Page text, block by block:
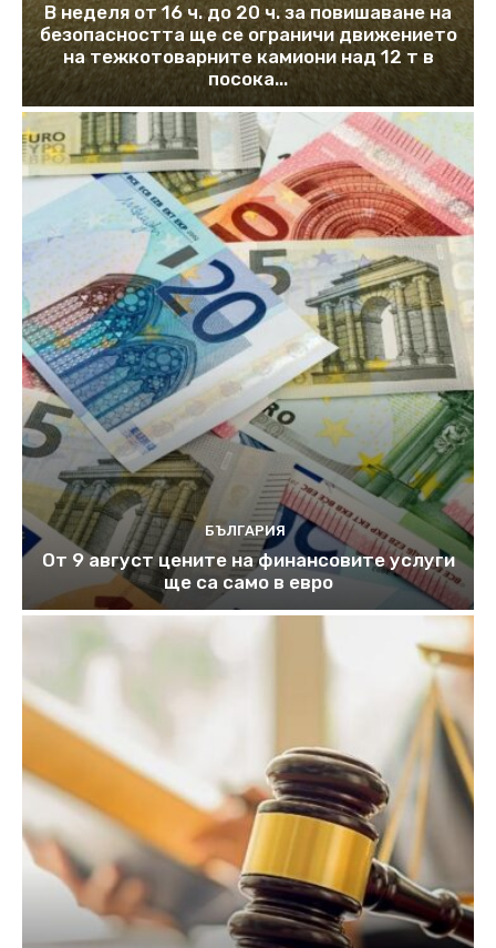
В неделя от 16 ч. до 20 ч. за повишаване на
безопасността ще се ограничи движението
на тежкотоварните камиони над 12 т в
посока...
БЪЛГАРИЯ
От 9 август цените на финансовите услуги
ще са само в евро